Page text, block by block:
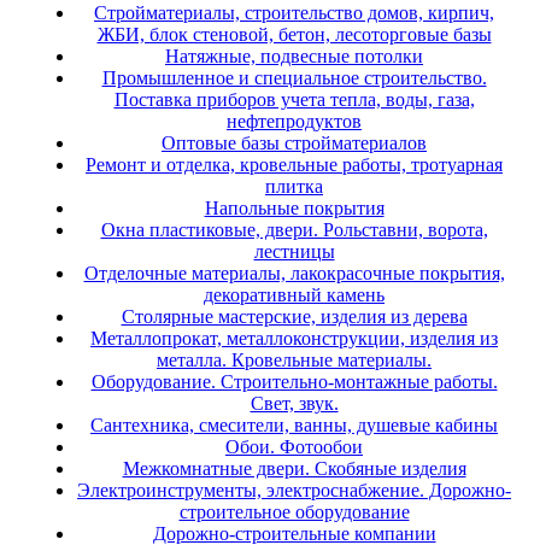
Стройматериалы, строительство домов, кирпич,
ЖБИ, блок стеновой, бетон, лесоторговые базы
Натяжные, подвесные потолки
Промышленное и специальное строительство.
Поставка приборов учета тепла, воды, газа,
нефтепродуктов
Оптовые базы стройматериалов
Ремонт и отделка, кровельные работы, тротуарная
плитка
Напольные покрытия
Окна пластиковые, двери. Рольставни, ворота,
лестницы
Отделочные материалы, лакокрасочные покрытия,
декоративный камень
Столярные мастерские, изделия из дерева
Металлопрокат, металлоконструкции, изделия из
металла. Кровельные материалы.
Оборудование. Строительно-монтажные работы.
Свет, звук.
Сантехника, смесители, ванны, душевые кабины
Обои. Фотообои
Межкомнатные двери. Скобяные изделия
Электроинструменты, электроснабжение. Дорожно-
строительное оборудование
Дорожно-строительные компании